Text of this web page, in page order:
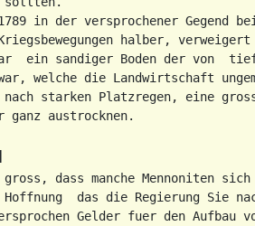
in der versprochener Gegend
halber,
ein sandiger Boden der von
welche die Landwirtschaft
nach starken Platzregen, eine
ganz austrocknen.
gross, dass manche Mennoniten
das die Regierung Sie
Gelder fuer den Aufbau